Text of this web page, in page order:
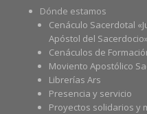
Dónde estamos
Cenáculo Sacerdotal
Apóstol del
Cenáculos de
Moviento Apostólico
Librerías Ars
Presencia y servicio
Proyectos solidarios y